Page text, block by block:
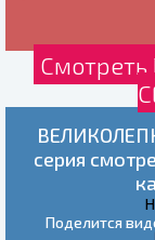
серия
Поделится